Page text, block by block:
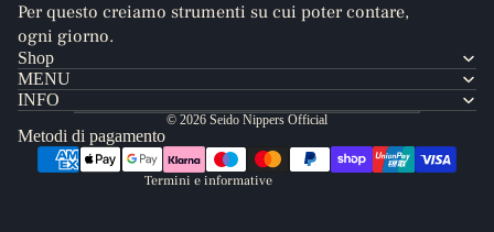
Per questo creiamo strumenti su cui poter contare,
ogni giorno.
Shop
MENU
INFO
© 2026 Seido Nippers Official
Metodi di pagamento
Termini e informative
Informativa sulla privacy
Informativa sui rimborsi
Termini e condizioni del servizio
Recapiti
Informativa sulle spedizioni